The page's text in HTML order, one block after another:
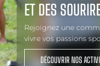
ET DES
Rejoignez une
vivre vos passions
DÉCOUVRIR NOS